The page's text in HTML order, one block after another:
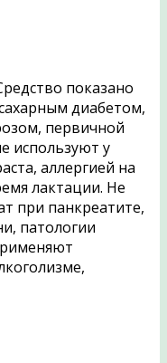
показано
диабетом,
первичной
используют у
аллергией на
лактации. Не
при панкреатите,
патологии